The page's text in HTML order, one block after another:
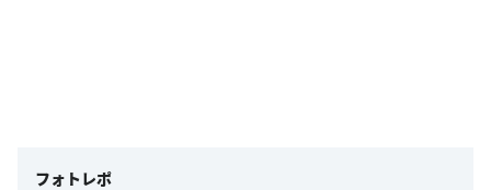
フォトレポ